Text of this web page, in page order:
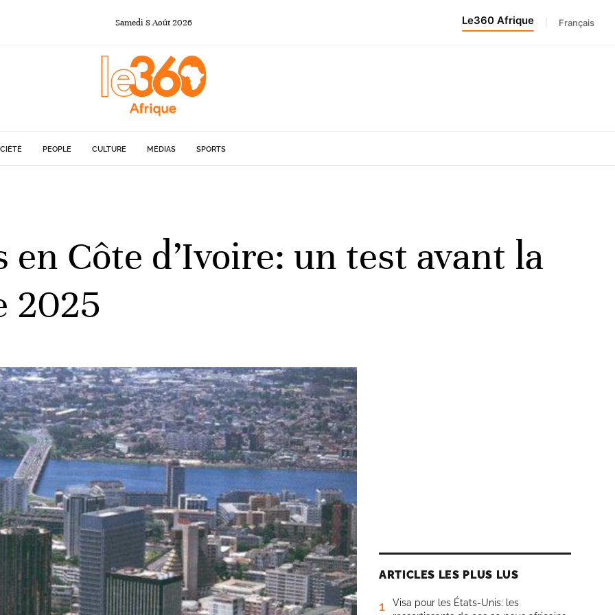
Samedi 8Août2026 Le360 Afrique Français
PEOPLE CULTURE MÉDIAS SPORTS
Côte d’Ivoire: un test avant la
2025
ARTICLES LES PLUS LUS
1
Visa pour les États-Unis: les